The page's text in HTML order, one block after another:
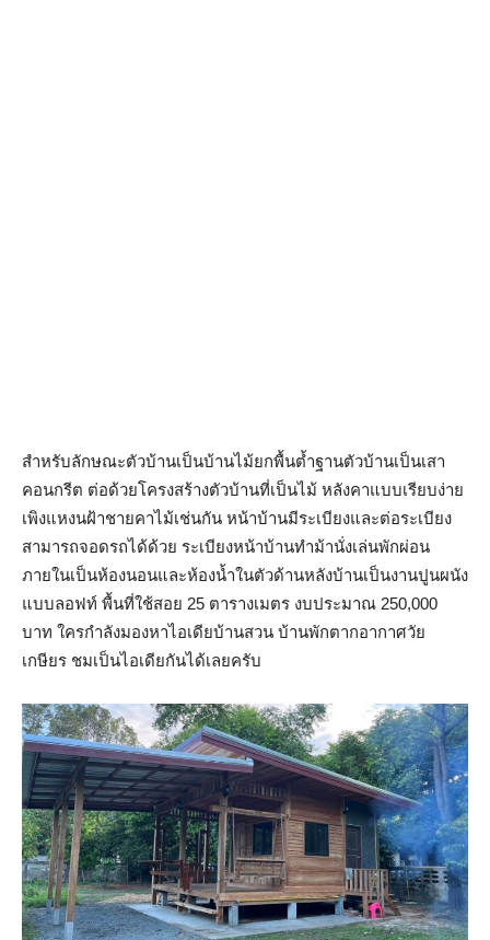
สำหรับลักษณะตัวบ้านเป็นบ้านไม้ยกพื้นต้ำฐานตัวบ้านเป็นเสา
คอนกรีต ต่อด้วยโครงสร้างตัวบ้านที่เป็นไม้ หลังคาแบบเรียบง่าย
เพิงแหงนฝ้าชายคาไม้เช่นกัน หน้าบ้านมีระเบียงและต่อระเบียง
สามารถจอดรถได้ด้วย ระเบียงหน้าบ้านทำม้านั่งเล่นพักผ่อน
ภายในเป็นห้องนอนและห้องน้ำในตัวด้านหลังบ้านเป็นงานปูนผนัง
แบบลอฟท์ พื้นที่ใช้สอย 25 ตารางเมตร งบประมาณ 250,000
บาท ใครกำลังมองหาไอเดียบ้านสวน บ้านพักตากอากาศวัย
เกษียร ชมเป็นไอเดียกันได้เลยครับ